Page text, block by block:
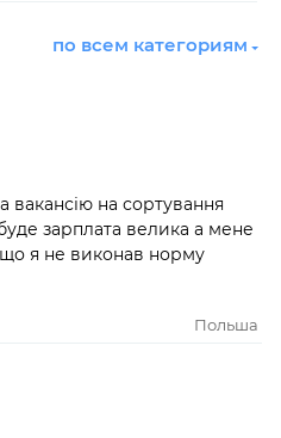
по всем категориям
вакансію на сортування
зарплата велика а мене
що я не виконав норму
Польша